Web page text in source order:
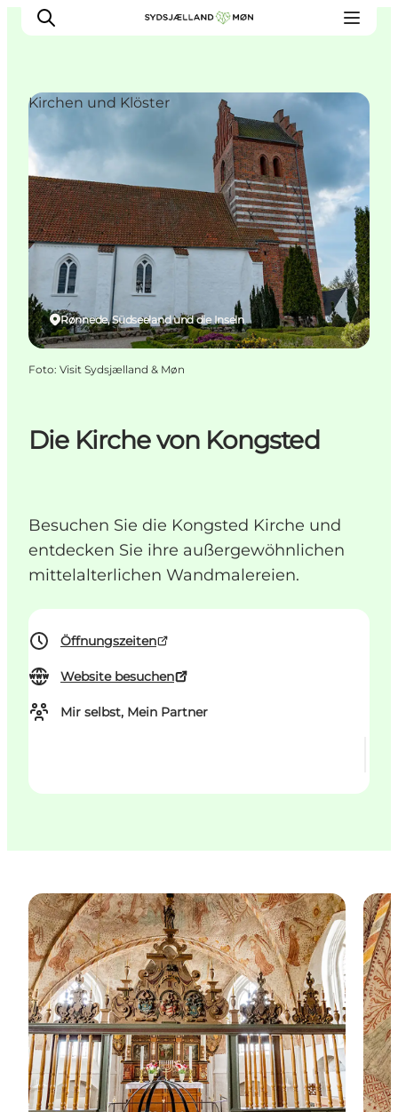
Erleben
Städte und Orte
Events
Essen
Unterkunft
Reise planen
Die Kirche von Kongsted
Besuchen Sie die Kongsted Kirche und
entdecken Sie ihre außergewöhnlichen
mittelalterlichen Wandmalereien.
Öffnungszeiten
Website besuchen
Mir selbst, Mein Partner
Rønnede, Südseeland und die Inseln
Kirchen und Klöster
Foto: Visit Sydsjælland & Møn